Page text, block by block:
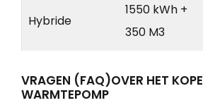
Hybride
1550 kWh +
350 M3
VRAGEN (FAQ)OVER HET
WARMTEPOMP